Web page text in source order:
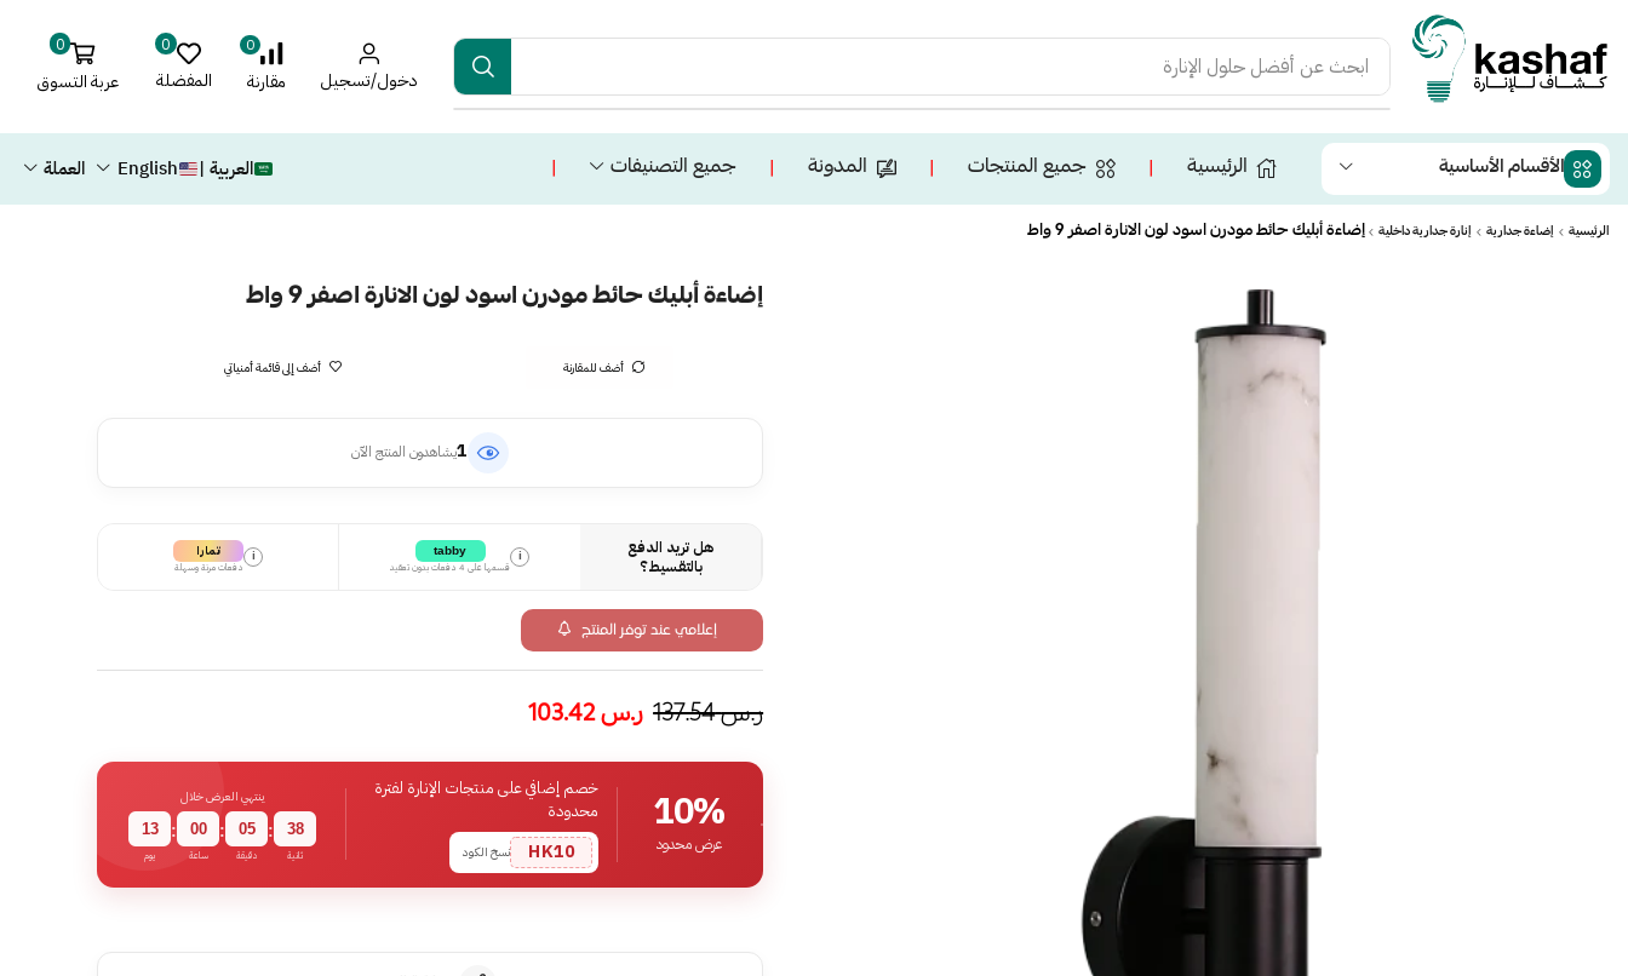
ابحث عن أفضل حلول الإنارة دخول/تسجيل
0
مقارنة
0
المفضلة
0
عربة التسوق
الأقسام الأساسية الرئيسية ❘ جميع المنتجات ❘ المدونة ❘ جميع التصنيفات ❘ العربية | English العملة
الرئيسية إضاءة جدارية إنارة جدارية داخلية إضاءة أبليك حائط مودرن اسود لون الانارة اصفر 9 واط
إضاءة أبليك حائط مودرن اسود لون الانارة اصفر 9 واط
أضف للمقارنة أضف إلى قائمة أمنياتي
1يشاهدون المنتج الآن
هل تريد الدفع
بالتقسيط؟
i
tabby
قسمها على 4 دفعات بدون تعقيد
i تمارا
دفعات مرنة وسهلة
إعلامي عند توفر المنتج
ر.س137.54 ر.س103.42
10%
عرض محدود
خصم إضافي على منتجات الإنارة لفترة
محدودة
HK10 نسخ الكود
ينتهي العرض خلال
13
يوم
: 00
ساعة
: 05
دقيقة
: 37
ثانية